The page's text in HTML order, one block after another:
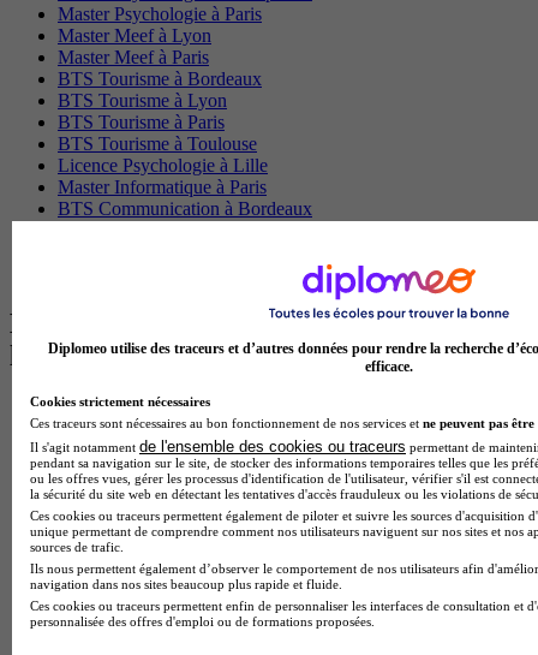
Master Psychologie à Paris
Master Meef à Lyon
Master Meef à Paris
BTS Tourisme à Bordeaux
BTS Tourisme à Lyon
BTS Tourisme à Paris
BTS Tourisme à Toulouse
Licence Psychologie à Lille
Master Informatique à Paris
BTS Communication à Bordeaux
Les intitulés de diplôme par alternance
les plus recherchés
BTS Esf en alternance
BTS Dietetique en alternance
BTS Mco en alternance
BTS Pi en alternance
BTS Sp3s en alternance
Master CCA en alternance
BTS Ndrc en alternance
BTS Sam en alternance
Cap Fleuriste en alternance
BTS Sio en alternance
MSc Marketing Digital en alternance
Diplomeo utilise des traceurs et d’autres données pour rendre la recherche
efficace.
Cookies strictement nécessaires
Ces traceurs sont nécessaires au bon fonctionnement de nos services et ne peuvent pas être
Il s'agit notamment de l'ensemble des cookies ou traceurs permettant de
pendant sa navigation sur le site, de stocker des informations temporaires telles que les
ou les offres vues, gérer les processus d'identification de l'utilisateur, vérifier s'il est
la sécurité du site web en détectant les tentatives d'accès frauduleux ou les violations de
Ces cookies ou traceurs permettent également de piloter et suivre les sources d'acquisition
unique permettant de comprendre comment nos utilisateurs naviguent sur nos sites et nos
sources de trafic.
Ils nous permettent également d’observer le comportement de nos utilisateurs afin
navigation dans nos sites beaucoup plus rapide et fluide.
Ces cookies ou traceurs permettent enfin de personnaliser les interfaces de consultation et
personnalisée des offres d'emploi ou de formations proposées.